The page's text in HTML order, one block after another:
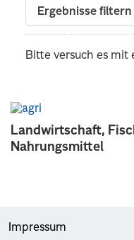
Landwirtschaft,
Nahrungsmittel
Ergebnisse filtern
Bitte versuch es mit
Impressum